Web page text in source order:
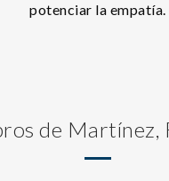
potenciar la empatía.
de Martínez,